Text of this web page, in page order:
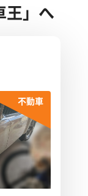
王」へ
不動車